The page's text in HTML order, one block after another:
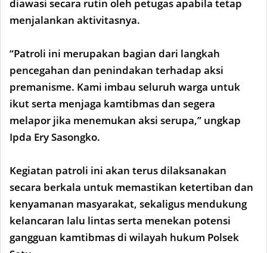
diawasi secara rutin oleh petugas apabila tetap
menjalankan aktivitasnya.
“Patroli ini merupakan bagian dari langkah
pencegahan dan penindakan terhadap aksi
premanisme. Kami imbau seluruh warga untuk
ikut serta menjaga kamtibmas dan segera
melapor jika menemukan aksi serupa,” ungkap
Ipda Ery Sasongko.
Kegiatan patroli ini akan terus dilaksanakan
secara berkala untuk memastikan ketertiban dan
kenyamanan masyarakat, sekaligus mendukung
kelancaran lalu lintas serta menekan potensi
gangguan kamtibmas di wilayah hukum Polsek